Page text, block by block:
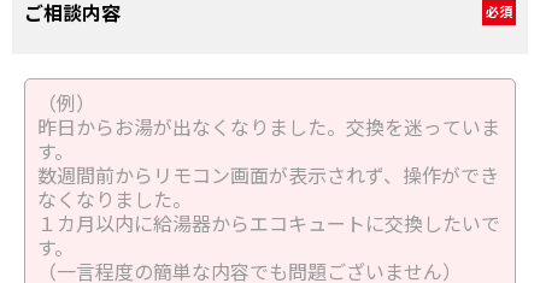
ご相談内容 必須